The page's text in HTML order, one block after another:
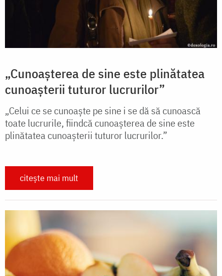
„Cunoașterea de sine este plinătatea
cunoașterii tuturor lucrurilor”
„Celui ce se cunoaște pe sine i se dă să cunoască
toate lucrurile, fiindcă cunoașterea de sine este
plinătatea cunoașterii tuturor lucrurilor.”
citește mai mult